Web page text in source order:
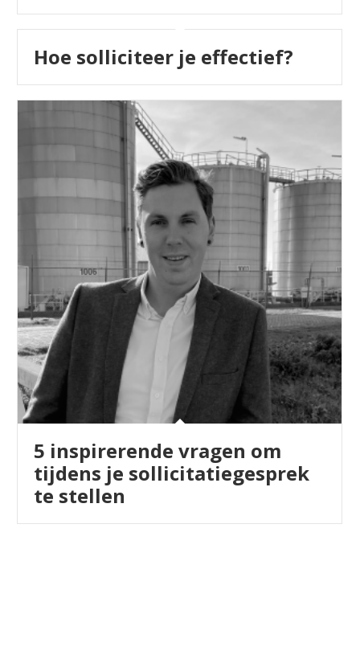
Hoe solliciteer je effectief?
5 inspirerende vragen om
tijdens je sollicitatiegesprek
te stellen